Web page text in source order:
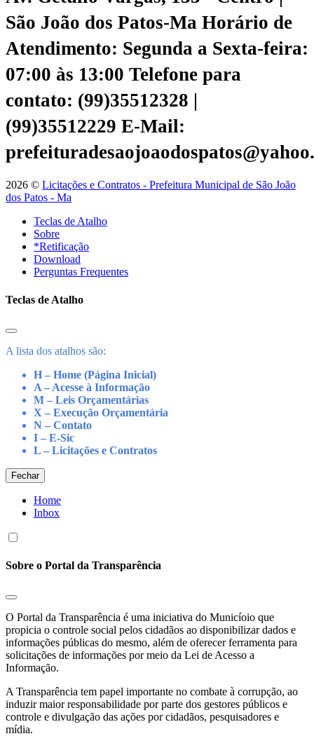
São João dos Patos-Ma Horário de
Atendimento: Segunda a Sexta-feira:
07:00 às 13:00 Telefone para
contato: (99)35512328 |
(99)35512229 E-Mail:
2026 © Licitações e Contratos - Prefeitura Municipal de São João
dos Patos - Ma
Teclas de Atalho
Sobre
*Retificação
Download
Perguntas Frequentes
Teclas de Atalho
A lista dos atalhos são:
H – Home (Página Inicial)
A – Acesse à Informação
M – Leis Orçamentárias
X – Execução Orçamentária
N – Contato
I – E-Sic
L – Licitações e Contratos
Fechar
Home
Inbox
Sobre o Portal da Transparência
O Portal da Transparência é uma iniciativa do Municíoio que
propicia o controle social pelos cidadãos ao disponibilizar dados e
informações públicas do mesmo, além de oferecer ferramenta para
solicitações de informações por meio da Lei de Acesso a
Informação.
A Transparência tem papel importante no combate à corrupção, ao
induzir maior responsabilidade por parte dos gestores públicos e
controle e divulgação das ações por cidadãos, pesquisadores e
mídia.